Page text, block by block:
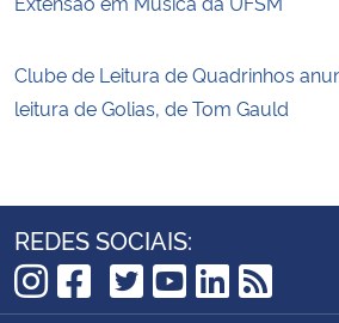
Clube de Leitura de Quadrinhos
leitura de Golias, de Tom Gauld
REDES SOCIAIS: